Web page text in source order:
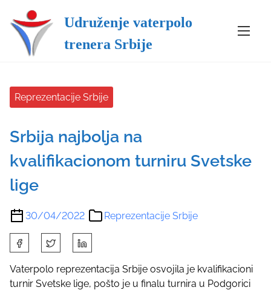
Udruženje vaterpolo
trenera Srbije
Reprezentacije Srbije
Srbija najbolja na
kvalifikacionom turniru Svetske
lige
30/04/2022 Reprezentacije Srbije
h
a
r
Vaterpolo reprezentacija Srbije osvojila je kvalifikacioni
turnir Svetske lige, pošto je u finalu turnira u Podgorici